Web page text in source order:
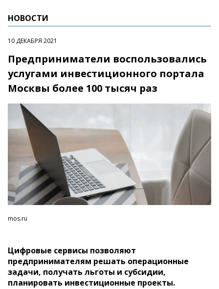
НОВОСТИ
10 ДЕКАБРЯ 2021
Предприниматели воспользовались
услугами инвестиционного портала
Москвы более 100 тысяч раз
mos.ru
Цифровые сервисы позволяют
предпринимателям решать операционные
задачи, получать льготы и субсидии,
планировать инвестиционные проекты.